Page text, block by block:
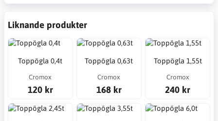
Liknande produkter
Toppögla 0,4t
Cromox
120 kr
Toppögla 0,63t
Cromox
168 kr
Toppögla 1,55t
Cromox
240 kr